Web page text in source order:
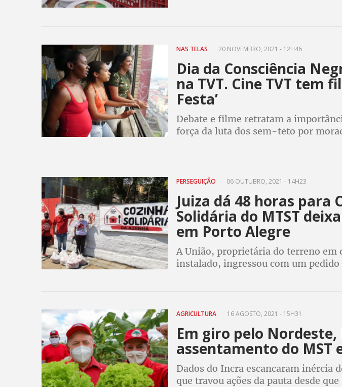
NAS TELAS 20 NOVEMBRO, 2021 - 12H46
Dia da Consciência
na TVT. Cine TVT tem
Festa’
Debate e filme retratam a
força da luta dos sem-teto por
PERSEGUIÇÃO 06 OUTUBRO, 2021 - 14H23
Juiza dá 48 horas para
Solidária do MTST
em Porto Alegre
A União, proprietária do terreno em
instalado, ingressou com um pedido
AGRICULTURA 16 AGOSTO, 2021 - 15H31
Em giro pelo
assentamento do MST
Dados do Incra escancaram inércia
que travou ações da pauta desde